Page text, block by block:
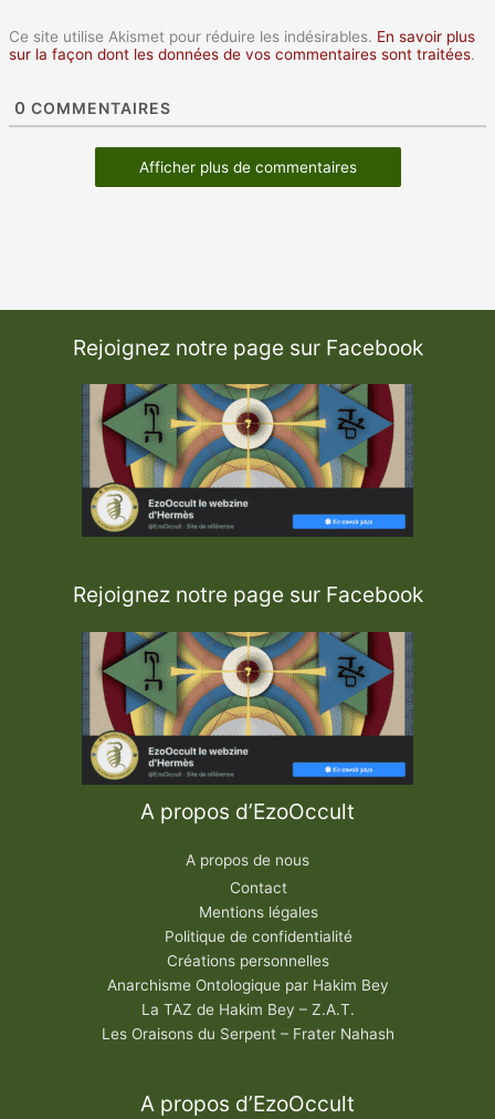
Ce site utilise Akismet pour réduire les indésirables. En savoir plus
sur la façon dont les données de vos commentaires sont traitées.
0 COMMENTAIRES
Afficher plus de commentaires
Rejoignez notre page sur Facebook
Rejoignez notre page sur Facebook
A propos d’EzoOccult
A propos de nous
Contact
Mentions légales
Politique de confidentialité
Créations personnelles
Anarchisme Ontologique par Hakim Bey
La TAZ de Hakim Bey – Z.A.T.
Les Oraisons du Serpent – Frater Nahash
A propos d’EzoOccult